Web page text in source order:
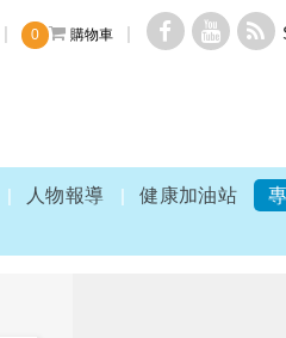
0 購物車
人物報導 健康加油站